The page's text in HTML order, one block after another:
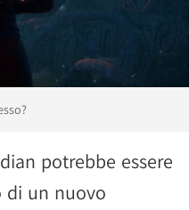
potrebbe essere
un nuovo